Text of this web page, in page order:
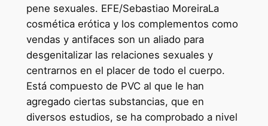
pene sexuales. EFE/Sebastiao MoreiraLa
cosmética erótica y los complementos como
vendas y antifaces son un aliado para
desgenitalizar las relaciones sexuales y
centrarnos en el placer de todo el cuerpo.
Está compuesto de PVC al que le han
agregado ciertas substancias, que en
diversos estudios, se ha comprobado a nivel